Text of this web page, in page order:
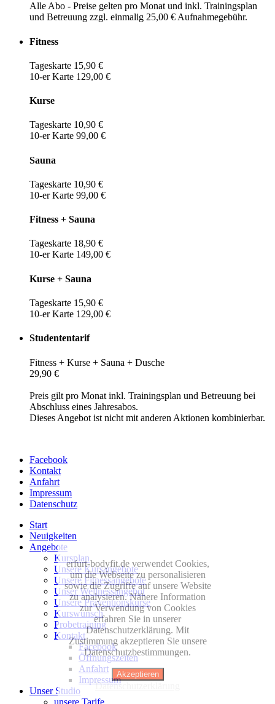
Alle Abo - Preise gelten pro Monat und inkl. Trainingsplan
und Betreuung zzgl. einmalig 25,00 € Aufnahmegebühr.
Fitness
Tageskarte 15,90 €
10-er Karte 129,00 €
Kurse
Tageskarte 10,90 €
10-er Karte 99,00 €
Sauna
Tageskarte 10,90 €
10-er Karte 99,00 €
Fitness + Sauna
Tageskarte 18,90 €
10-er Karte 149,00 €
Kurse + Sauna
Tageskarte 15,90 €
10-er Karte 129,00 €
Studententarif
Fitness + Kurse + Sauna + Dusche
29,90 €
Preis gilt pro Monat inkl. Trainingsplan und Betreuung bei
Abschluss eines Jahresabos.
Dieses Angebot ist nicht mit anderen Aktionen kombinierbar.
Facebook
Kontakt
Anfahrt
Impressum
Datenschutz
Start
Neuigkeiten
Angebote
Kursplan
Unsere Kursangebote
Unsere Fitnessangebote
Unser Wellnessangebot
Unsere Präventionskurse
Kurswunsch
Probetraining
Kontakt
Facebook
Öffnungszeiten
Anfahrt
Impressum
Unser Studio
unsere Tarife
erfurt-bodyfit.de verwendet Cookies,
um die Webseite zu personalisieren
sowie die Zugriffe auf unsere Website
zu analysieren. Nähere Information
zur Verwendung von Cookies
erfahren Sie in unserer
Datenschutzerklärung. Mit
Zustimmung akzeptieren Sie unsere
Datenschutzbestimmungen.
Akzeptieren
Datenschutzerklärung